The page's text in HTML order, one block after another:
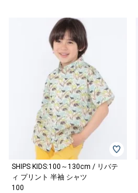
SHIPS KIDS:100～130cm / リバテ
ィ プリント 半袖 シャツ
100